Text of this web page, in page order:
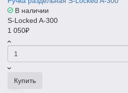
В наличии
S-Locked A-300
1 050₽
Купить